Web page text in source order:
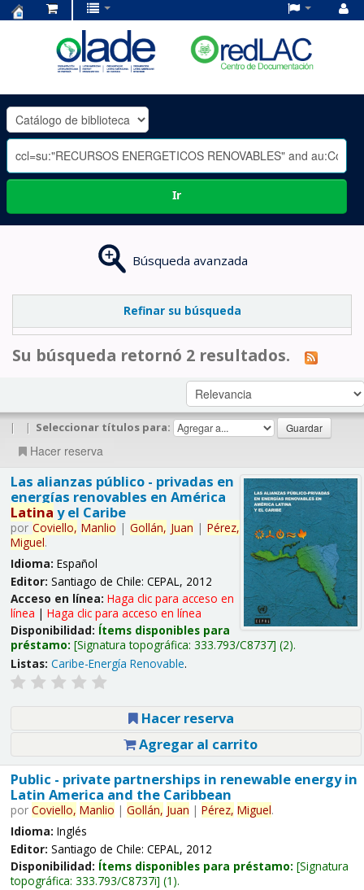
OLADE
-
Ir
Búsqueda avanzada
Refinar su búsqueda
Su búsqueda retornó 2 resultados.
| | Seleccionar títulos para:
Hacer reserva
Las alianzas público - privadas en
energías renovables en América
Latina y el Caribe
por Coviello, Manlio | Gollán, Juan | Pérez,
Miguel.
Idioma: Español
Editor: Santiago de Chile: CEPAL, 2012
Acceso en línea: Haga clic para acceso en
línea | Haga clic para acceso en línea
Disponibilidad: Ítems disponibles para
préstamo: Signatura topográfica: 333.793/C8737 (2).
Listas: Caribe-Energía Renovable.
Hacer reserva
Agregar al carrito
Public - private partnerships in renewable energy in
Latin America and the Caribbean
por Coviello, Manlio | Gollán, Juan | Pérez, Miguel.
Idioma: Inglés
Editor: Santiago de Chile: CEPAL, 2012
Disponibilidad: Ítems disponibles para préstamo: Signatura
topográfica: 333.793/C8737i (1).